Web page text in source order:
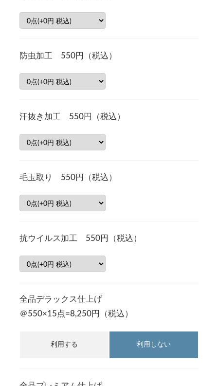
防虫加工 550円（税込）
汗抜き加工 550円（税込）
毛玉取り 550円（税込）
抗ウイルス加工 550円（税込）
全品デラックス仕上げ
＠550×15点=8,250円（税込）
利用する 利用しない